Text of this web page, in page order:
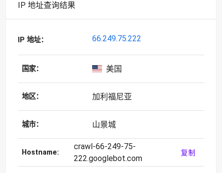
IP 地址查询结果
IP 地址： 66.249.75.222
国家： 美国
地区： 加利福尼亚
城市： 山景城
Hostname:
crawl-66-249-75-
222.googlebot.com
复制